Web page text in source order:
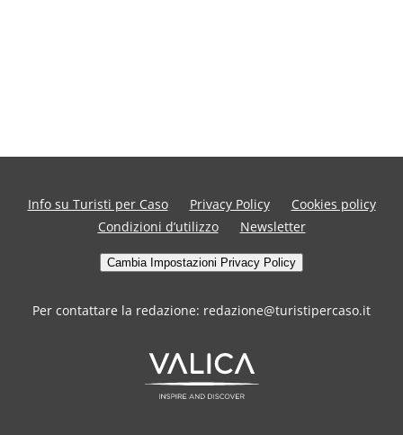
Info su Turisti per Caso Privacy Policy
Cookies policy
Condizioni d’utilizzo
Newsletter
Cambia Impostazioni Privacy Policy
Per contattare la redazione: redazione@turistipercaso.it